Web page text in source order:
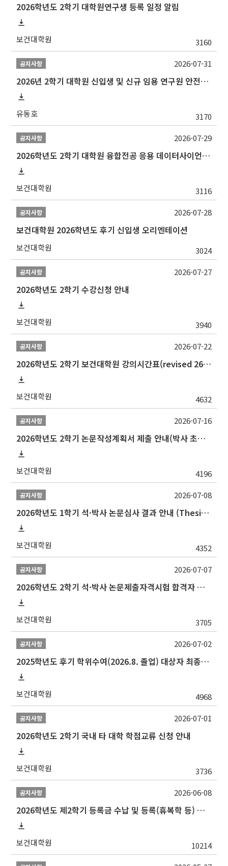
2026학년도 2학기 대학원연구생 등록 일정 알림
보건대학원 3160
공지사항
2026년 2학기 대학원 신입생 및 신규 임용 연구원 안전환경교육(신규교육) 실시 안내
유동호 3170
2026-07-31
공지사항
2026학년도 2학기 대학원 융합전공 응용 데이터사이언스 선발 계획 알림
보건대학원 3116
2026-07-29
공지사항
보건대학원 2026학년도 후기 신입생 오리엔테이션
보건대학원 3024
2026-07-28
공지사항
2026학년도 2학기 수강신청 안내
보건대학원 3940
2026-07-27
공지사항
2026학년도 2학기 보건대학원 강의시간표(revised 260803)(2026 2nd SEMESTER SNU GSPH TIMETABLE)
보건대학원 4632
2026-07-22
공지사항
2026학년도 2학기 논문작성계획서 제출 안내(박사 초심 일정 포함)_Thesis Proposal
보건대학원 4196
2026-07-16
공지사항
2026학년도 1학기 석·박사 논문심사 결과 안내 (Thesis Defense Result)
보건대학원 4352
2026-07-08
공지사항
2026학년도 2학기 석·박사 논문제출자격시험 합격자 공고(TSQ Exam Result)
보건대학원 3705
2026-07-07
공지사항
2025학년도 후기 학위수여(2026.8. 졸업) 대상자 최종인준 논문 제출 안내
보건대학원 4968
2026-07-02
공지사항
2026학년도 2학기 국내 타 대학 학점교류 신청 안내
보건대학원 3736
2026-07-01
공지사항
2026학년도 제2학기 등록금 수납 및 등록(휴복학 등) 일정 안내
보건대학원 10214
2026-06-08